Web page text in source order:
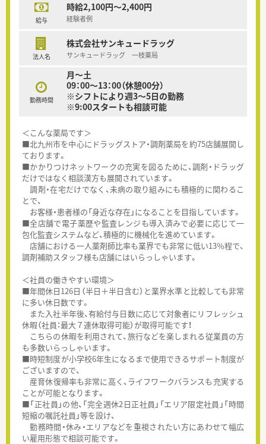
給与
時給2,100円～2,400円
経験者例
法人名
株式会社サンキュードラッグ
サンキュードラッグ 一枝薬局
勤務時間
月～土
09：00～13：00（休憩00分）
※シフトにより週3～5日の勤務
※9:00スタートも相談可能
＜こんな薬局です＞
■北九州市を中心にドラッグストア・調剤薬局を約75店舗展開し
ております。
■かかりつけネットワークの充実を図るために、調剤・ドラッグ
だけではなく相談漢方も展開されています。
調剤・在宅だけでなく、未病の取り組みにも積極的に関わるこ
とで、
お客様・患者様の「身近な存在」になることを目指しています。
■全店舗で電子薬歴や監査レンジも導入済みで必要に応じて一
包化監査システムなど、積極的に機械化を進めています。
店舗における一人薬剤師比率も業界でも非常に低い13％程で、
調剤補助スタッフ様も店舗にはいらっしゃいます。
＜社員の働きやすい環境＞
■年間休日126日（半日＋半日含む）と業界水準と比較しても非常
に多い休日数です。
また入社半年後、有給付与日数に応じて対象者にリフレッシュ
休暇（社員：最大７連休取得可能）が取得可能です！
こちらの休暇を利用されて、旅行などを楽しまれる従業員の方
も多数いらっしゃいます。
■時短制度が小学校6年生になるまで使用できるサポート制度が
ございますので、
産育休復帰率も非常に高く、ライフワークバランスも充実する
ことが可能となります。
■「正社員」の他、「完全週休2日正社員」「エリア限定社員」「時間
短縮の嘱託社員」等を設け、
勤務時間・休み・エリアなどを重視されたい方にあわせて幅広
い雇用形態で相談可能です。